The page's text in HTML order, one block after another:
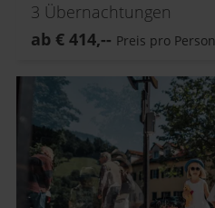
3 Übernachtungen
ab € 414,-- Preis pro Person